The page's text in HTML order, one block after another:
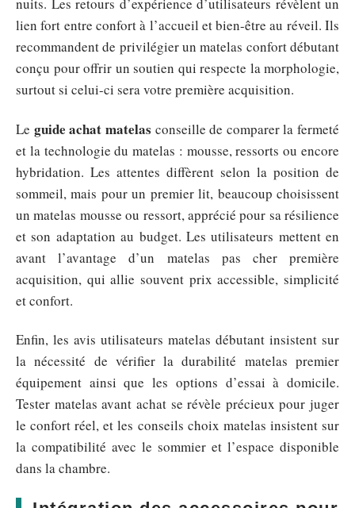
lien fort entre confort à l’accueil et bien-être au réveil. Ils
recommandent de privilégier un matelas confort débutant
conçu pour offrir un soutien qui respecte la morphologie,
surtout si celui-ci sera votre première acquisition.
Le guide achat matelas conseille de comparer la fermeté
et la technologie du matelas : mousse, ressorts ou encore
hybridation. Les attentes diffèrent selon la position de
sommeil, mais pour un premier lit, beaucoup choisissent
un matelas mousse ou ressort, apprécié pour sa résilience
et son adaptation au budget. Les utilisateurs mettent en
avant l’avantage d’un matelas pas cher première
acquisition, qui allie souvent prix accessible, simplicité
et confort.
Enfin, les avis utilisateurs matelas débutant insistent sur
la nécessité de vérifier la durabilité matelas premier
équipement ainsi que les options d’essai à domicile.
Tester matelas avant achat se révèle précieux pour juger
le confort réel, et les conseils choix matelas insistent sur
la compatibilité avec le sommier et l’espace disponible
dans la chambre.